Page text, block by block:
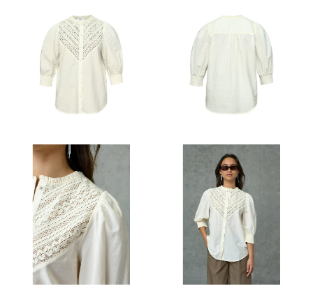
BRODERIE
Saminas